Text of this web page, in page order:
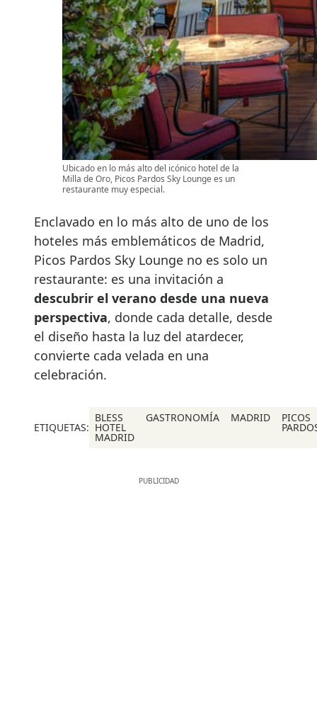
Ubicado en lo más alto del icónico hotel de la
Milla de Oro, Picos Pardos Sky Lounge es un
restaurante muy especial.
Enclavado en lo más alto de uno de los
hoteles más emblemáticos de Madrid,
Picos Pardos Sky Lounge no es solo un
restaurante: es una invitación a
descubrir el verano desde una nueva
perspectiva, donde cada detalle, desde
el diseño hasta la luz del atardecer,
convierte cada velada en una
celebración.
ETIQUETAS:
BLESS
HOTEL
MADRID
GASTRONOMÍA MADRID PICOS